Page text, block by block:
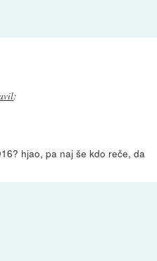
:
hjao, pa naj še kdo reče, da